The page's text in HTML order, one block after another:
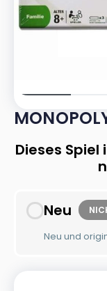
Dieses
Neu
Neu und